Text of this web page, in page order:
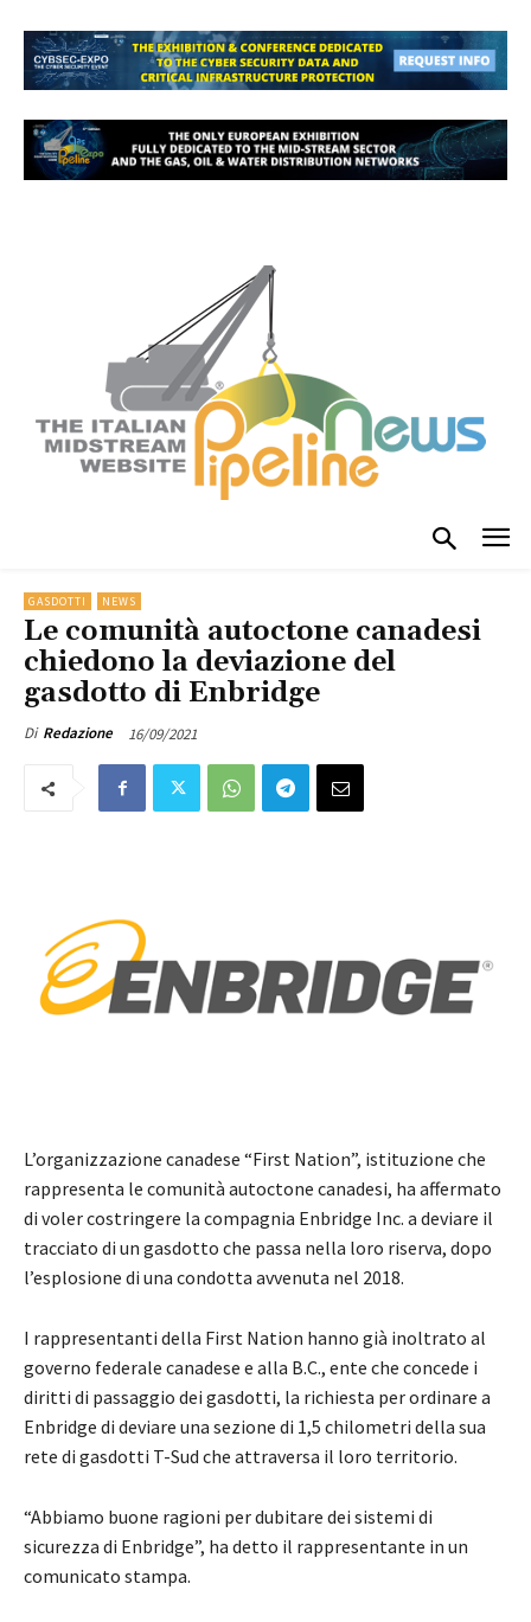
GASDOTTI NEWS
Le comunità autoctone canadesi
chiedono la deviazione del
gasdotto di Enbridge
Di Redazione 16/09/2021
L’organizzazione canadese “First Nation”, istituzione che
rappresenta le comunità autoctone canadesi, ha affermato
di voler costringere la compagnia Enbridge Inc. a deviare il
tracciato di un gasdotto che passa nella loro riserva, dopo
l’esplosione di una condotta avvenuta nel 2018.
I rappresentanti della First Nation hanno già inoltrato al
governo federale canadese e alla B.C., ente che concede i
diritti di passaggio dei gasdotti, la richiesta per ordinare a
Enbridge di deviare una sezione di 1,5 chilometri della sua
rete di gasdotti T-Sud che attraversa il loro territorio.
“Abbiamo buone ragioni per dubitare dei sistemi di
sicurezza di Enbridge”, ha detto il rappresentante in un
comunicato stampa.